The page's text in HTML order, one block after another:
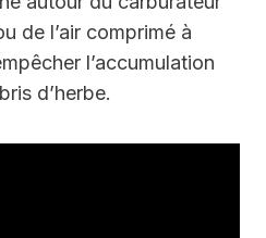
de l’air comprimé à
l’accumulation
d’herbe.